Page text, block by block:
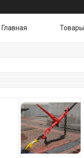
Главная Товары